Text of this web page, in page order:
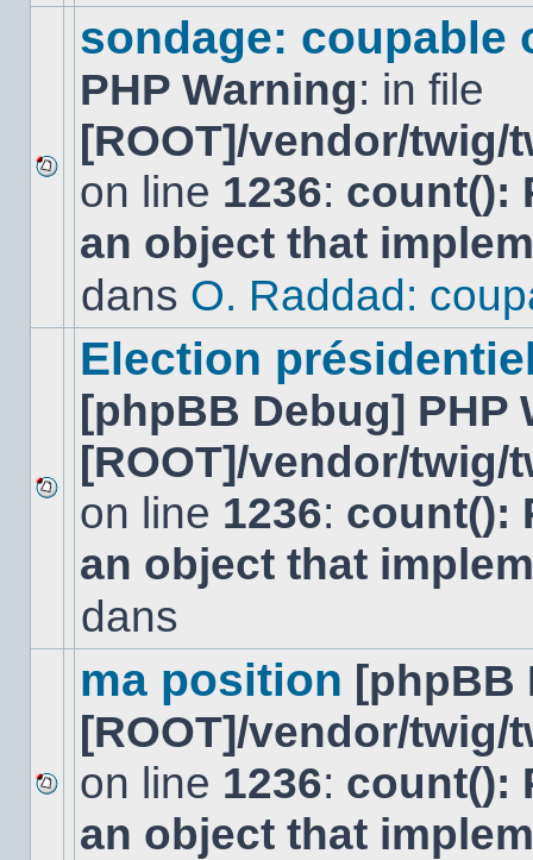
Aucun
nouveau
message
non-
dans
sondage: coupable
PHP Warning: in file
[ROOT]/vendor/
on line 1236: count():
an object that
dans O. Raddad:
Aucun
nouveau
message
non-
dans
Election
[phpBB Debug] PHP
[ROOT]/vendor/
on line 1236: count():
an object that
dans
Aucun
nouveau
message
ma position [phpBB
[ROOT]/vendor/
on line 1236: count():
an object that